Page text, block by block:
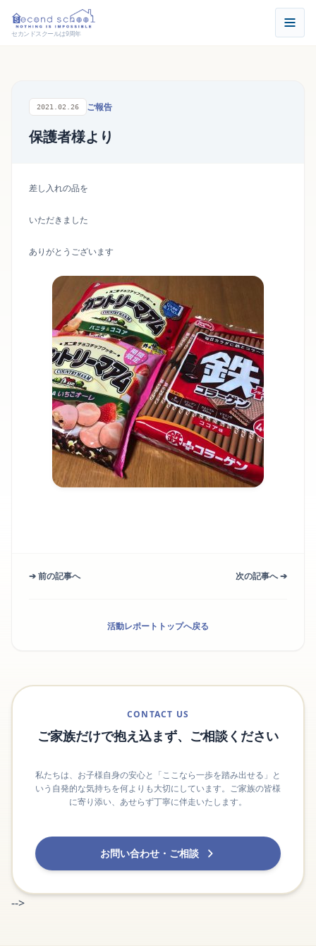
セカンドスクールは9周年
2021.02.26 ご報告
保護者様より
差し入れの品を
いただきました
ありがとうございます
➔ 前の記事へ 次の記事へ ➔
活動レポートトップへ戻る
CONTACT US
ご家族だけで抱え込まず、ご相談ください
私たちは、お子様自身の安心と「ここなら一歩を踏み出せる」と
いう自発的な気持ちを何よりも大切にしています。ご家族の皆様
に寄り添い、あせらず丁寧に伴走いたします。
お問い合わせ・ご相談
-->